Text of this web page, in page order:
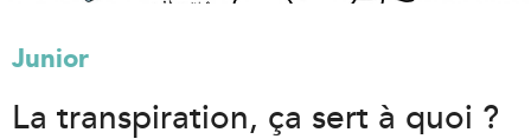
Junior
La transpiration, ça sert à quoi ?